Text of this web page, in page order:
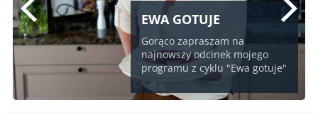
EWA GOTUJE
Gorąco zapraszam na
najnowszy odcinek mojego
programu z cyklu "Ewa gotuje"